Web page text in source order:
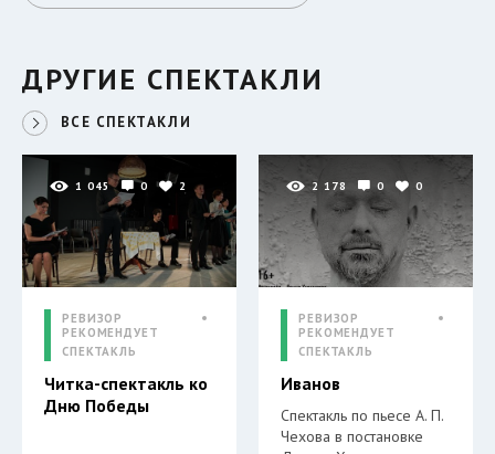
ДРУГИЕ СПЕКТАКЛИ
ВСЕ СПЕКТАКЛИ
1 045 0 2
РЕВИЗОР
РЕКОМЕНДУЕТ
СПЕКТАКЛЬ
Читка-спектакль ко
Дню Победы
2 178 0 0
РЕВИЗОР
РЕКОМЕНДУЕТ
СПЕКТАКЛЬ
Иванов
Спектакль по пьесе А. П.
Чехова в постановке